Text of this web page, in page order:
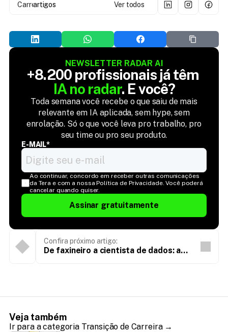
Carregando...
artigos Ver todos
NEWSLETTER RADAR AI
IA no radar. E você?
Toda semana você recebe o que saiu de mais
relevante em IA aplicada, sem hype, sem
enrolação. Só o que você leva pro trabalho, pro
seu time ou pro seu produto.
E-MAIL*
Ao continuar, concordo em receber outras comunicações
da Tera e com a nossa Política de Privacidade. Você poderá
cancelar quando quiser.
Assinar gratuitamente
Confira próximo artigo:
De faxineiro a cientista de dados: a
Veja também
Ir para a categoria Transição de Carreira →